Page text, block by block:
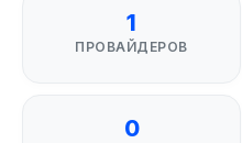
1
ПРОВАЙДЕРОВ
0